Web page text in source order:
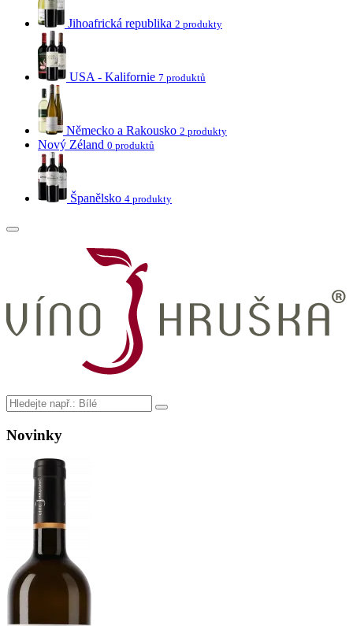
Jihoafrická republika 2 produkty
USA - Kalifornie 7 produktů
Německo a Rakousko 2 produkty
Nový Zéland 0 produktů
Španělsko 4 produkty
Novinky